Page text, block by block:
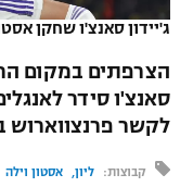
תוצאות
לוח שידורים
ברחבה
הפועל תל אביב
הפועל חיפה
ליגה הולנדית
ליגה טורקית
ליגה סינית
ליגה ברזילאית
דני אבדיה
שחייה
ג'ודו
אגרוף
ספורט אולימפי
ג'יידון סאנצ'ו שחקן
לקשר פרנצווארוש ב-1:1 מול
קבוצות: ליון אסטון וילה